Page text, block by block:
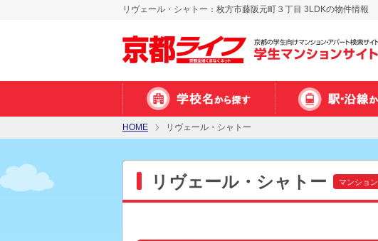
リヴェール・シャトー：枚方市藤阪元町３丁目 3LDKの物件情報
HOME リヴェール・シャトー
リヴェール・シャトー マンション